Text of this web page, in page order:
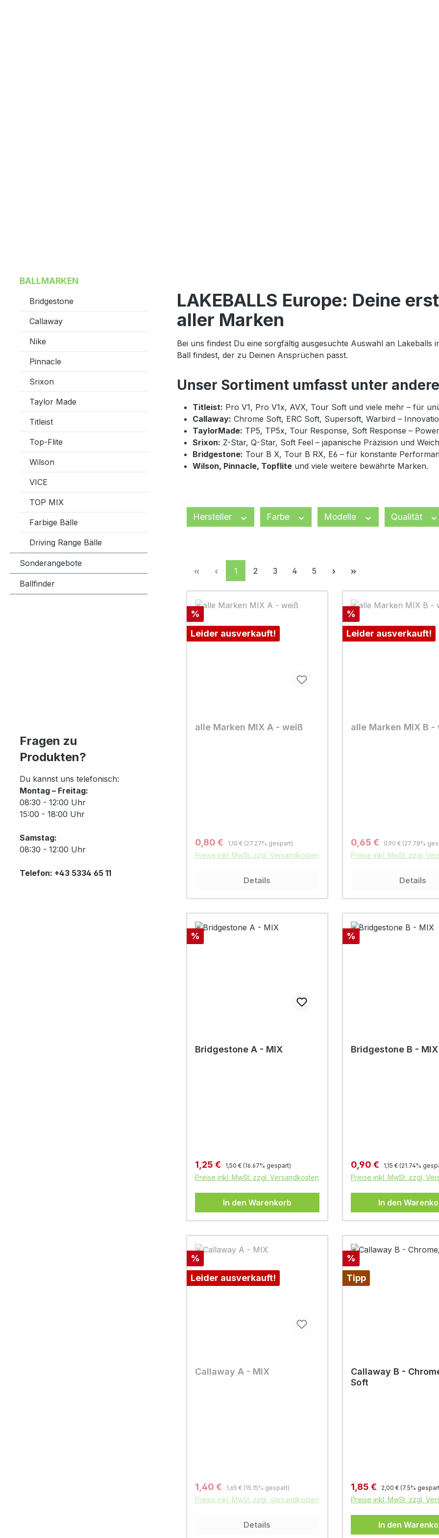
BALLMARKEN
Bridgestone
Callaway
Nike
Pinnacle
Srixon
Taylor Made
Titleist
Top-Flite
Wilson
VICE
TOP MIX
Farbige Bälle
Driving Range Bälle
Sonderangebote
Ballfinder
Fragen zu
Produkten?
Du kannst uns telefonisch:
Montag – Freitag:
08:30 - 12:00 Uhr
15:00 - 18:00 Uhr
Samstag:
08:30 - 12:00 Uhr
Telefon: +43 5334 65 11
LAKEBALLS Europe: Deine
aller Marken
Bei uns findest Du eine sorgfältig ausgesuchte Auswahl an Lakeballs
Ball findest, der zu Deinen Ansprüchen passt.
Unser Sortiment umfasst unter
Titleist: Pro V1, Pro V1x, AVX, Tour Soft und viele mehr – für
Callaway: Chrome Soft, ERC Soft, Supersoft, Warbird –
TaylorMade: TP5, TP5x, Tour Response, Soft Response –
Srixon: Z-Star, Q-Star, Soft Feel – japanische Präzision und
Bridgestone: Tour B X, Tour B RX, E6 – für konstante
Wilson, Pinnacle, Topflite und viele weitere bewährte Marken.
Hersteller Farbe Modelle Qualität
Seite
1 Seite
2 Seite
3 Seite
4 Seite
5
Rabatt
%
Leider ausverkauft!
alle Marken MIX A - weiß
Verkaufspreis:
0,80 € Regulärer Preis:
1,10 € (27.27% gespart)
Preise inkl. MwSt. zzgl. Versandkosten
Details
Rabatt
%
Leider ausverkauft!
alle Marken MIX B -
Verkaufspreis:
0,65 € Regulärer Preis:
0,90 € (27.78%
Preise inkl. MwSt. zzgl.
Details
Rabatt
%
Bridgestone A - MIX
Verkaufspreis:
1,25 € Regulärer Preis:
1,50 € (16.67% gespart)
Preise inkl. MwSt. zzgl. Versandkosten
In den Warenkorb
Rabatt
%
Bridgestone B - MIX
Verkaufspreis:
0,90 € Regulärer Preis:
1,15 € (21.74%
Preise inkl. MwSt. zzgl.
In den
Rabatt
%
Leider ausverkauft!
Callaway A - MIX
Verkaufspreis:
1,40 € Regulärer Preis:
1,65 € (15.15% gespart)
Preise inkl. MwSt. zzgl. Versandkosten
Details
Rabatt
%
Tipp
Callaway B -
Soft
Verkaufspreis:
1,85 € Regulärer Preis:
2,00 € (7.5%
Preise inkl. MwSt. zzgl.
In den